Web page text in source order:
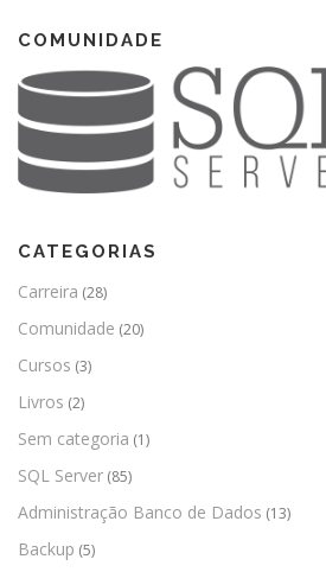
COMUNIDADE
CATEGORIAS
Carreira (28)
Comunidade (20)
Cursos (3)
Livros (2)
Sem categoria (1)
SQL Server (85)
Administração Banco de Dados (13)
Backup (5)